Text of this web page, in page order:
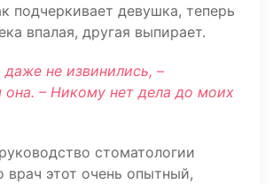
подчеркивает девушка, теперь
впалая, другая выпирает.
не извинились, –
она. – Никому нет дела до моих
стоматологии
врач этот очень опытный,